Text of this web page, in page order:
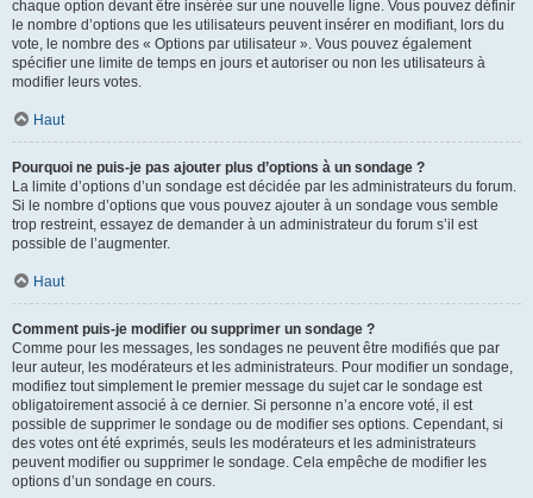
chaque option devant être insérée sur une nouvelle ligne. Vous pouvez définir
le nombre d’options que les utilisateurs peuvent insérer en modifiant, lors du
vote, le nombre des « Options par utilisateur ». Vous pouvez également
spécifier une limite de temps en jours et autoriser ou non les utilisateurs à
modifier leurs votes.
Haut
Pourquoi ne puis-je pas ajouter plus d’options à un sondage ?
La limite d’options d’un sondage est décidée par les administrateurs du forum.
Si le nombre d’options que vous pouvez ajouter à un sondage vous semble
trop restreint, essayez de demander à un administrateur du forum s’il est
possible de l’augmenter.
Haut
Comment puis-je modifier ou supprimer un sondage ?
Comme pour les messages, les sondages ne peuvent être modifiés que par
leur auteur, les modérateurs et les administrateurs. Pour modifier un sondage,
modifiez tout simplement le premier message du sujet car le sondage est
obligatoirement associé à ce dernier. Si personne n’a encore voté, il est
possible de supprimer le sondage ou de modifier ses options. Cependant, si
des votes ont été exprimés, seuls les modérateurs et les administrateurs
peuvent modifier ou supprimer le sondage. Cela empêche de modifier les
options d’un sondage en cours.